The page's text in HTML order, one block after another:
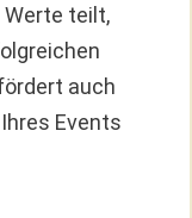
Werte teilt,
auch
Events